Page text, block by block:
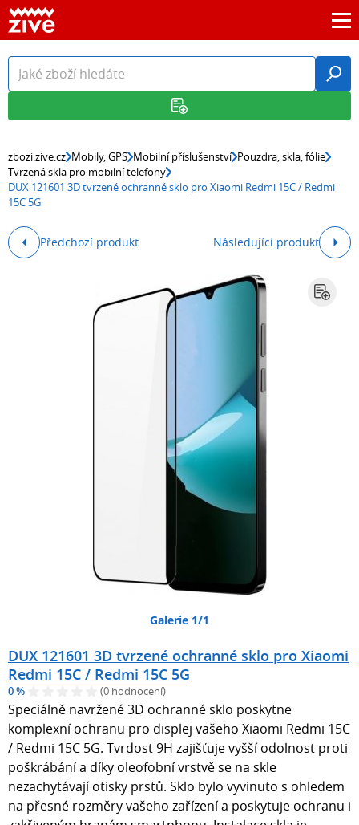
zbozi.zive.cz Mobily, GPS Mobilní příslušenství Pouzdra, skla, fólie
Tvrzená skla pro mobilní telefony
DUX 121601 3D tvrzené ochranné sklo pro Xiaomi Redmi 15C / Redmi
15C 5G
Předchozí produkt Následující produkt
Galerie 1/1
DUX 121601 3D tvrzené ochranné sklo pro Xiaomi
Redmi 15C / Redmi 15C 5G
0 % (0 hodnocení)
Speciálně navržené 3D ochranné sklo poskytne
komplexní ochranu pro displej vašeho Xiaomi Redmi 15C
/ Redmi 15C 5G. Tvrdost 9H zajišťuje vyšší odolnost proti
poškrábání a díky oleofobní vrstvě se na skle
nezachytávají otisky prstů. Sklo bylo vyvinuto s ohledem
na přesné rozměry vašeho zařízení a poskytuje ochranu i